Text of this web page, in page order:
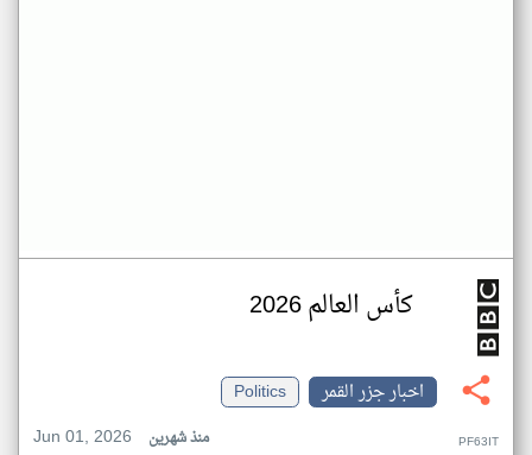
كأس العالم 2026
اخبار جزر القمر
Politics
Jun 01, 2026
منذ شهرين PF63IT